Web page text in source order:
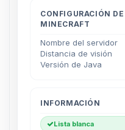
CONFIGURACIÓN
MINECRAFT
Nombre del servidor
Distancia de visión
Versión de Java
INFORMACIÓN
Lista blanca
asistente de
que
pequenos
08/08/2026